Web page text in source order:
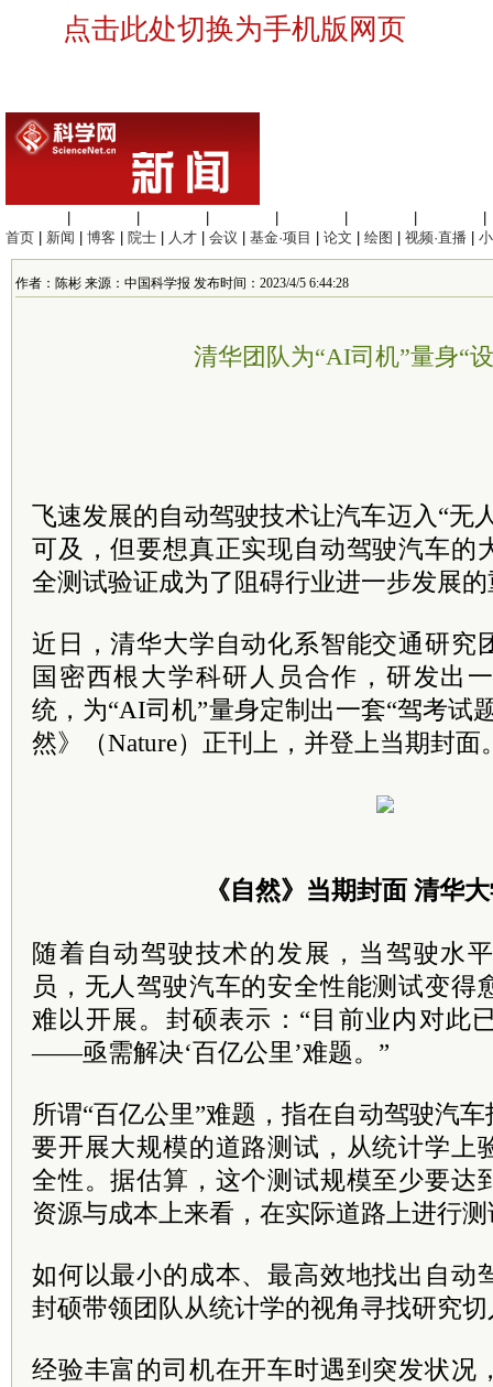
点击此处切换为手机版网页
首页
新闻 博客 院士 人才 会议 基金·项目 论文 绘图 视频·直播
作者：陈彬 来源：中国科学报 发布时间：2023/4/5 6:44:28
清华团队为“AI司机”量身“
飞速发展的自动驾驶技术让汽车迈入“无
可及，但要想真正实现自动驾驶汽车的
全测试验证成为了阻碍行业进一步发展
近日，清华大学自动化系智能交通研究
国密西根大学科研人员合作，研发出
统，为“AI司机”量身定制出一套“驾考试
然》（Nature）正刊上，并登上当期封面
《自然》当期封面 清华
随着自动驾驶技术的发展，当驾驶水
员，无人驾驶汽车的安全性能测试变得
难以开展。封硕表示：“目前业内对此
——亟需解决‘百亿公里’难题。”
所谓“百亿公里”难题，指在自动驾驶汽
要开展大规模的道路测试，从统计学上
全性。据估算，这个测试规模至少要达
资源与成本上来看，在实际道路上进行
如何以最小的成本、最高效地找出自动
封硕带领团队从统计学的视角寻找研究
经验丰富的司机在开车时遇到突发状况